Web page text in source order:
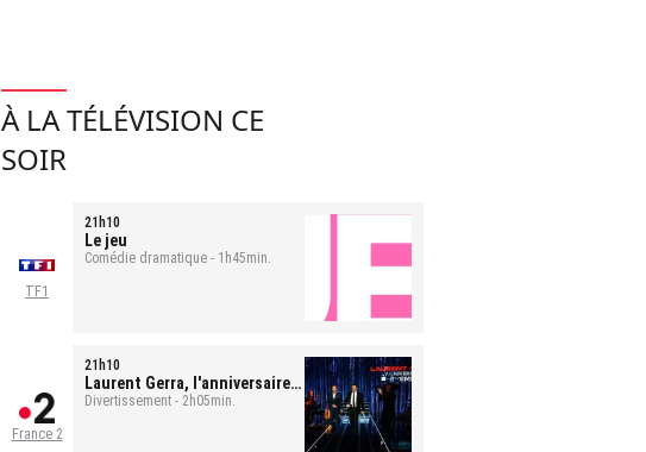
À LA TÉLÉVISION CE
SOIR
TF1
21h10
Le jeu
Comédie dramatique - 1h45min.
France 2
21h10
Laurent Gerra, l'anniversaire-
événement
Divertissement - 2h05min.